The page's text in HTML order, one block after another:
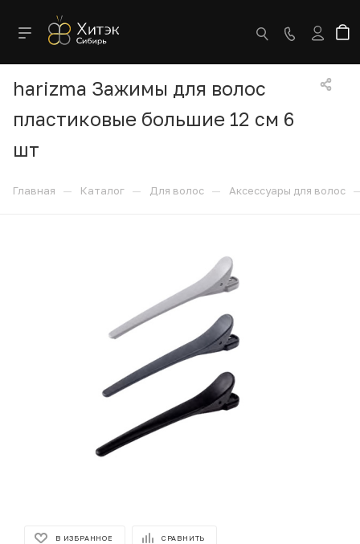
harizma Зажимы для волос
пластиковые большие 12 см 6
шт
Главная — Каталог — Для волос — Аксессуары для волос
В ИЗБРАННОЕ СРАВНИТЬ